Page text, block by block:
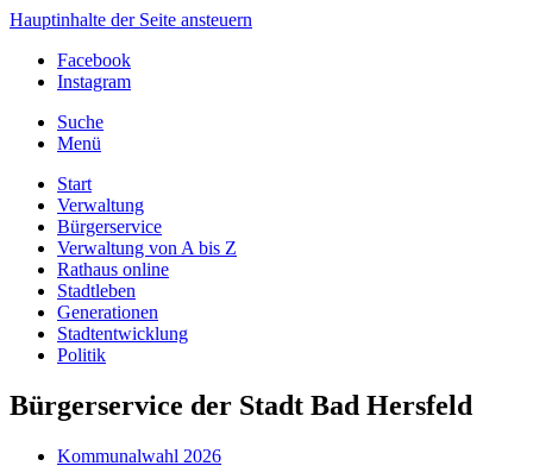
Hauptinhalte der Seite ansteuern
Facebook
Instagram
Suche
Menü
Start
Verwaltung
Bürgerservice
Verwaltung von A bis Z
Rathaus online
Stadtleben
Generationen
Stadtentwicklung
Politik
Bürgerservice der Stadt Bad Hersfeld
Kommunalwahl 2026